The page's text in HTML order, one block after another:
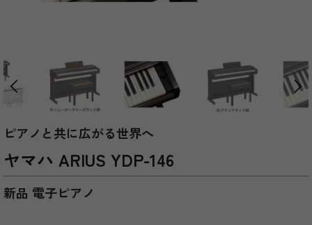
ピアノと共に広がる世界へ
ヤマハ ARIUS YDP-146
新品 電子ピアノ